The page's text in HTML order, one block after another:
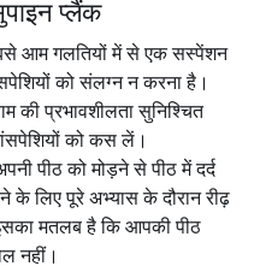
प्लैंक
आम गलतियों में से एक सस्पेंशन
को संलग्न न करना है।
की प्रभावशीलता सुनिश्चित
को कस लें।
पीठ को मोड़ने से पीठ में दर्द
लिए पूरे अभ्यास के दौरान रीढ़
मतलब है कि आपकी पीठ
नहीं।